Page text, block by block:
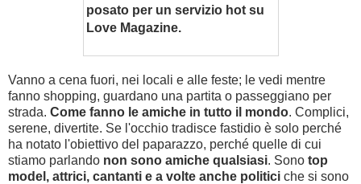
posato per un servizio hot su
Love Magazine.
Vanno a cena fuori, nei locali e alle feste; le vedi mentre
fanno shopping, guardano una partita o passeggiano per
strada. Come fanno le amiche in tutto il mondo. Complici,
serene, divertite. Se l'occhio tradisce fastidio è solo perché
ha notato l'obiettivo del paparazzo, perché quelle di cui
stiamo parlando non sono amiche qualsiasi. Sono top
model, attrici, cantanti e a volte anche politici che si sono